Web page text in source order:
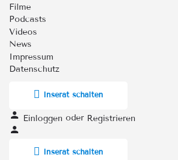
Filme
Podcasts
Videos
News
Impressum
Datenschutz
Inserat schalten
Einloggen oder Registrieren
Inserat schalten